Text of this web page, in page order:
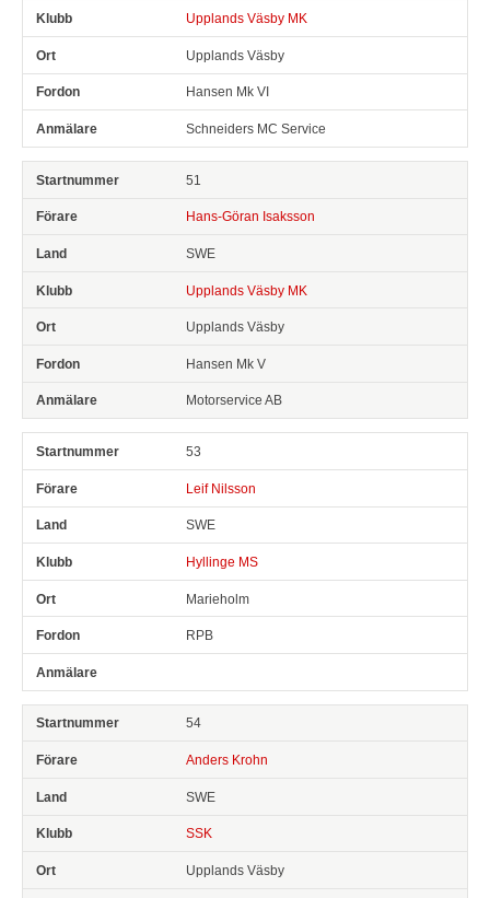
Upplands Väsby MK
Upplands Väsby
Hansen Mk VI
Schneiders MC Service
51
Hans-Göran Isaksson
SWE
Upplands Väsby MK
Upplands Väsby
Hansen Mk V
Motorservice AB
53
Leif Nilsson
SWE
Hyllinge MS
Marieholm
RPB
54
Anders Krohn
SWE
SSK
Upplands Väsby